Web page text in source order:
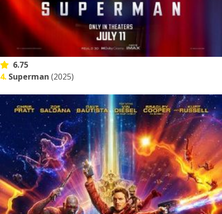
6.75
4. Superman (2025)